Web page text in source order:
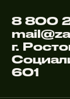
8 800
г.
601